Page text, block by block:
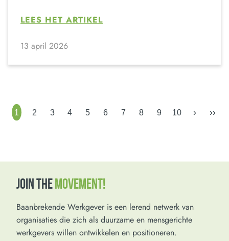
LEES HET ARTIKEL
13 april 2026
1 2 3 4 5 6 7 8 9 10 › ››
JOIN THEMOVEMENT!
Baanbrekende Werkgever is een lerend netwerk van
organisaties die zich als duurzame en mensgerichte
werkgevers willen ontwikkelen en positioneren.